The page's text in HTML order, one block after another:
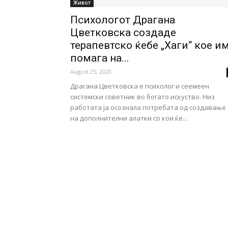
Живот
Психологот Драгана
Цветковска создаде
терапевтско ќебе „Хаги“ кое
помага на...
August 25, 2020
Драгана Цветковска е психолог и сеемеен
системски советник во богато искуство. Низ
работата ја осознала потребата од создавање
на дополнителни алатки со кои ќе...